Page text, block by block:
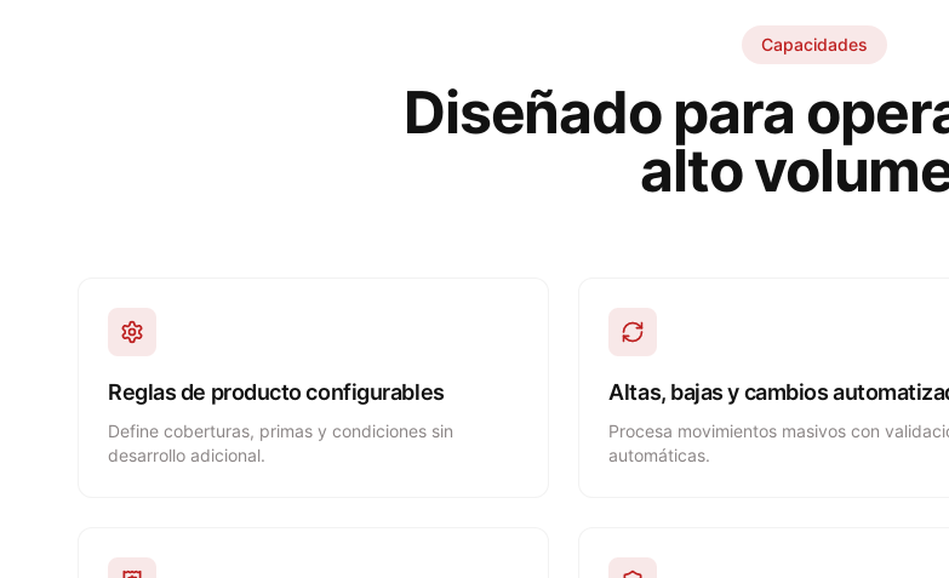
Capacidades
Diseñado para
alto
Reglas de producto configurables
Define coberturas, primas y condiciones sin
desarrollo adicional.
Altas, bajas y cambios
Procesa movimientos masivos con
automáticas.